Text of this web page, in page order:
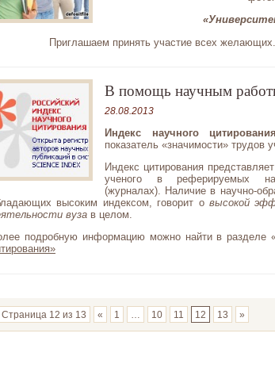
Приглашаем принять участие всех желающих.
В помощь научным
28.08.2013
Индекс научного цитирования
показатель «значимости» трудов
Индекс цитирования
ученого в реферируемых
(журналах). Наличие в научно-
высоким индексом, говорит о высокой
вуза в целом.
подробную информацию можно найти в разделе
Страница 12 из 13 « 1 10 11 12 13 »